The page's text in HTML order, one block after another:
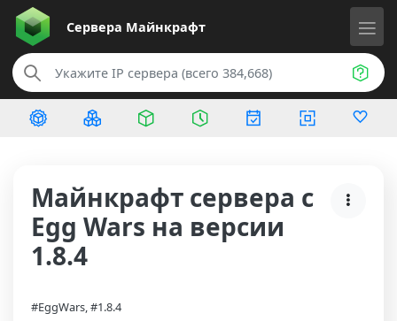
Сервера Майнкрафт
Майнкрафт сервера с
Egg Wars на версии
1.8.4
#EggWars, #1.8.4